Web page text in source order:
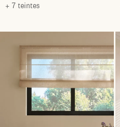
+ 7 teintes